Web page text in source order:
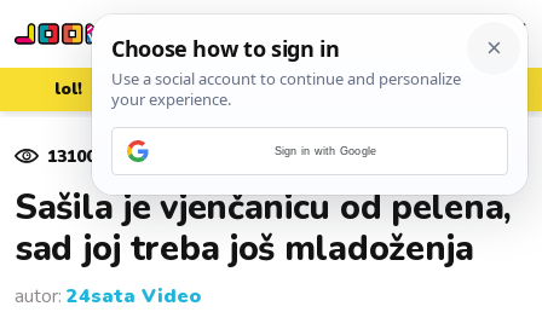
lol! aww vrh! woot?!
13100 pregleda
Sašila je vjenčanicu od pelena,
sad joj treba još mladoženja
autor: 24sata Video
Sign in with Google